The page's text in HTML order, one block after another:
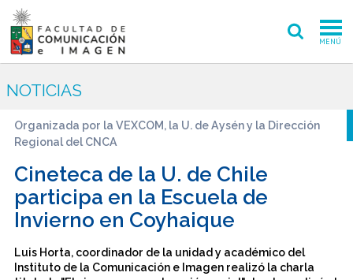
MENÚ
INVESTIGACIÓN CREACIÓN
EXTENSIÓN
INTERNACIONAL
NOTICIAS
Organizada por la VEXCOM, la U. de Aysén y la Dirección
Regional del CNCA
Cineteca de la U. de Chile
participa en la Escuela de
Invierno en Coyhaique
Luis Horta, coordinador de la unidad y académico del
Instituto de la Comunicación e Imagen realizó la charla